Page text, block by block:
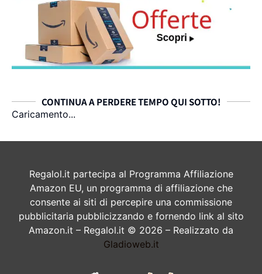
CONTINUA A PERDERE TEMPO QUI SOTTO!
Caricamento...
Regalol.it partecipa al Programma Affiliazione
Amazon EU, un programma di affiliazione che
consente ai siti di percepire una commissione
pubblicitaria pubblicizzando e fornendo link al sito
Amazon.it – Regalol.it © 2026 – Realizzato da
Gladioweb.it